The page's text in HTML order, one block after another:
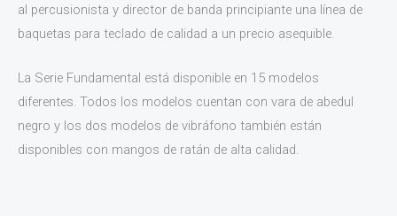
al percusionista y director de banda principiante una línea de
baquetas para teclado de calidad a un precio asequible.
La Serie Fundamental está disponible en 15 modelos
diferentes. Todos los modelos cuentan con vara de abedul
negro y los dos modelos de vibráfono también están
disponibles con mangos de ratán de alta calidad.